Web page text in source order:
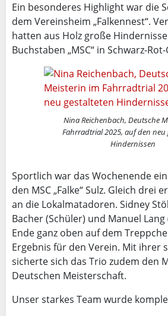
Ein besonderes Highlight war die
dem Vereinsheim „Falkennest“.
hatten aus Holz große
Buchstaben „MSC“ in Schwarz-
Nina Reichenbach, Deutsche
Fahrradtrial 2025, auf den neu
Hindernissen
Sportlich war das Wochenende
den MSC „Falke“ Sulz. Gleich drei
an die Lokalmatadoren. Sidney
Bacher (Schüler) und Manuel
Ende ganz oben auf dem
Ergebnis für den Verein. Mit ihrer
sicherte sich das Trio zudem den
Deutschen Meisterschaft.
Unser starkes Team wurde